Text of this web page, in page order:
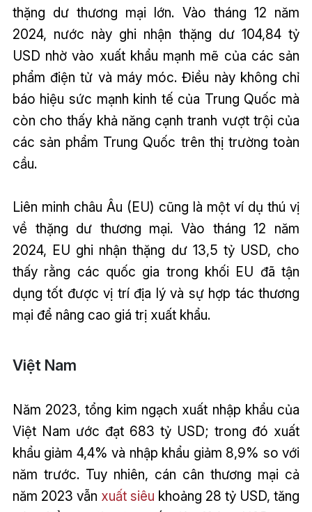
thặng dư thương mại lớn. Vào tháng 12 năm
2024, nước này ghi nhận thặng dư 104,84 tỷ
USD nhờ vào xuất khẩu mạnh mẽ của các sản
phẩm điện tử và máy móc. Điều này không chỉ
báo hiệu sức mạnh kinh tế của Trung Quốc mà
còn cho thấy khả năng cạnh tranh vượt trội của
các sản phẩm Trung Quốc trên thị trường toàn
cầu.
Liên minh châu Âu (EU) cũng là một ví dụ thú vị
về thặng dư thương mại. Vào tháng 12 năm
2024, EU ghi nhận thặng dư 13,5 tỷ USD, cho
thấy rằng các quốc gia trong khối EU đã tận
dụng tốt được vị trí địa lý và sự hợp tác thương
mại để nâng cao giá trị xuất khẩu.
Việt Nam
Năm 2023, tổng kim ngạch xuất nhập khẩu của
Việt Nam ước đạt 683 tỷ USD; trong đó xuất
khẩu giảm 4,4% và nhập khẩu giảm 8,9% so với
năm trước. Tuy nhiên, cán cân thương mại cả
năm 2023 vẫn xuất siêu khoảng 28 tỷ USD, tăng